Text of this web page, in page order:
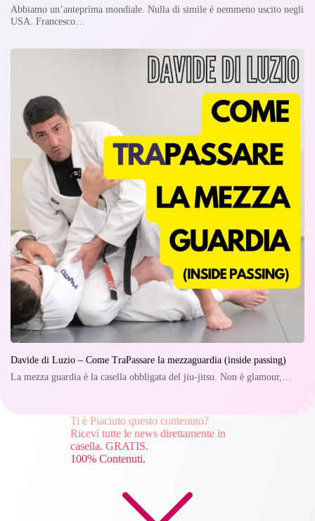
Abbiamo un’anteprima mondiale. Nulla di simile è nemmeno uscito negli
USA. Francesco…
Davide di Luzio – Come TraPassare la mezzaguardia (inside passing)
La mezza guardia è la casella obbligata del jiu-jitsu. Non è glamour,…
Ti è Piaciuto questo contenuto?
Ricevi tutte le news direttamente in
casella. GRATIS.
100% Contenuti.